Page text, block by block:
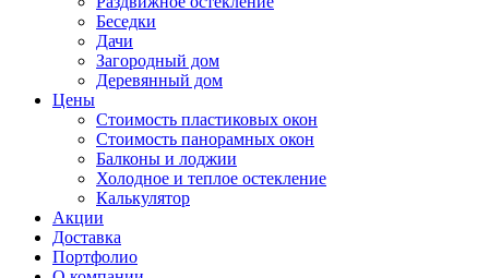
Беседки
Дачи
Загородный дом
Деревянный дом
Цены
Стоимость пластиковых окон
Стоимость панорамных окон
Балконы и лоджии
Холодное и теплое остекление
Калькулятор
Акции
Доставка
Портфолио